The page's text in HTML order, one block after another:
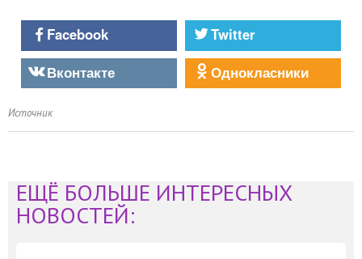
Facebook
Twitter
Вконтакте
Однокласники
Источник
ЕЩЁ БОЛЬШЕ ИНТЕРЕСНЫХ
НОВОСТЕЙ: